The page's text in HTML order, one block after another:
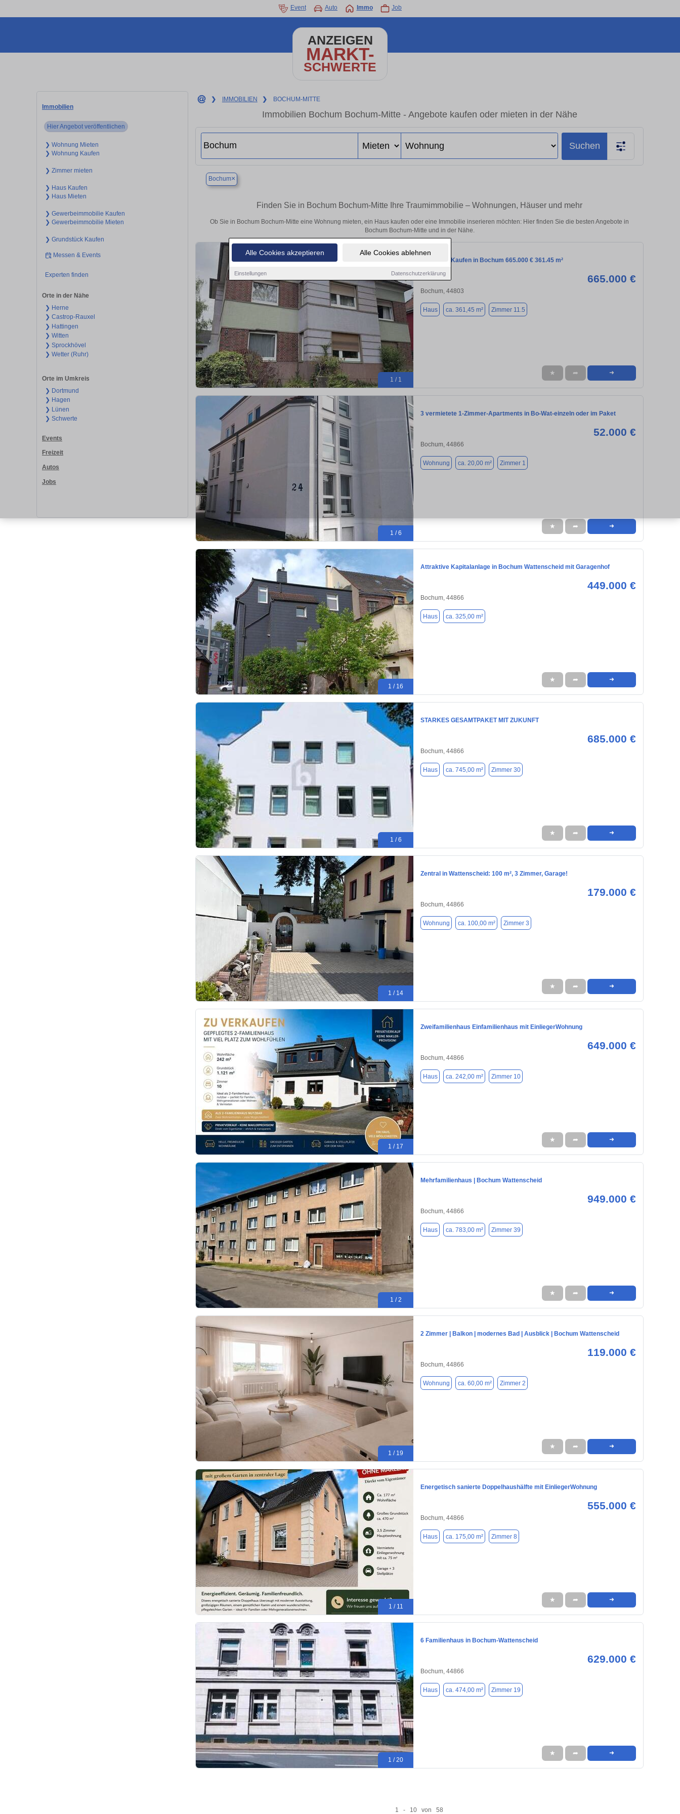
Alle Cookies akzeptieren Alle Cookies ablehnen
Einstellungen Datenschutzerklärung
Event Auto Immo Job
ANZEIGEN
MARKT-
SCHWERTE
Immobilien
Hier Angebot veröffentlichen
❯ Wohnung Mieten
❯ Wohnung Kaufen
❯ Zimmer mieten
❯ Haus Kaufen
❯ Haus Mieten
❯ Gewerbeimmobilie Kaufen
❯ Gewerbeimmobilie Mieten
❯ Grundstück Kaufen
Messen & Events
Experten finden
Orte in der Nähe
❯ Herne
❯ Castrop-Rauxel
❯ Hattingen
❯ Witten
❯ Sprockhövel
❯ Wetter (Ruhr)
Orte im Umkreis
❯ Dortmund
❯ Hagen
❯ Lünen
❯ Schwerte
Events
Freizeit
Autos
Jobs
❯ IMMOBILIEN ❯ BOCHUM-MITTE
Immobilien Bochum Bochum-Mitte - Angebote kaufen oder mieten in der Nähe
Suchen
Bochum×
Finden Sie in Bochum Bochum-Mitte Ihre Traumimmobilie – Wohnungen, Häuser und mehr
Ob Sie in Bochum Bochum-Mitte eine Wohnung mieten, ein Haus kaufen oder eine Immobilie inserieren möchten: Hier finden Sie die besten Angebote in
Bochum Bochum-Mitte und in der Nähe.
1 / 1
Haus zum Kaufen in Bochum 665.000 € 361.45 m²
665.000 €
Bochum, 44803
Haus ca. 361,45 m² Zimmer 11.5
★ ➦ ➜
1 / 6
3 vermietete 1-Zimmer-Apartments in Bo-Wat-einzeln oder im Paket
52.000 €
Bochum, 44866
Wohnung ca. 20,00 m² Zimmer 1
★ ➦ ➜
1 / 16
Attraktive Kapitalanlage in Bochum Wattenscheid mit Garagenhof
449.000 €
Bochum, 44866
Haus ca. 325,00 m²
★ ➦ ➜
1 / 6
STARKES GESAMTPAKET MIT ZUKUNFT
685.000 €
Bochum, 44866
Haus ca. 745,00 m² Zimmer 30
★ ➦ ➜
1 / 14
Zentral in Wattenscheid: 100 m², 3 Zimmer, Garage!
179.000 €
Bochum, 44866
Wohnung ca. 100,00 m² Zimmer 3
★ ➦ ➜
1 / 17
Zweifamilienhaus Einfamilienhaus mit EinliegerWohnung
649.000 €
Bochum, 44866
Haus ca. 242,00 m² Zimmer 10
★ ➦ ➜
1 / 2
Mehrfamilienhaus | Bochum Wattenscheid
949.000 €
Bochum, 44866
Haus ca. 783,00 m² Zimmer 39
★ ➦ ➜
1 / 19
2 Zimmer | Balkon | modernes Bad | Ausblick | Bochum Wattenscheid
119.000 €
Bochum, 44866
Wohnung ca. 60,00 m² Zimmer 2
★ ➦ ➜
1 / 11
Energetisch sanierte Doppelhaushälfte mit EinliegerWohnung
555.000 €
Bochum, 44866
Haus ca. 175,00 m² Zimmer 8
★ ➦ ➜
1 / 20
6 Familienhaus in Bochum-Wattenscheid
629.000 €
Bochum, 44866
Haus ca. 474,00 m² Zimmer 19
★ ➦ ➜
1 - 10 von 58